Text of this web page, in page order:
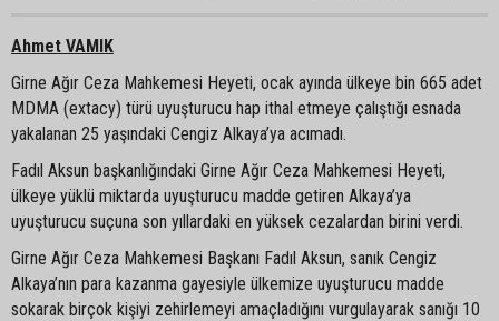
Ahmet VAMIK
Girne Ağır Ceza Mahkemesi Heyeti, ocak ayında ülkeye bin 665 adet
MDMA (extacy) türü uyuşturucu hap ithal etmeye çalıştığı esnada
yakalanan 25 yaşındaki Cengiz Alkaya’ya acımadı.
Fadıl Aksun başkanlığındaki Girne Ağır Ceza Mahkemesi Heyeti,
ülkeye yüklü miktarda uyuşturucu madde getiren Alkaya’ya
uyuşturucu suçuna son yıllardaki en yüksek cezalardan birini verdi.
Girne Ağır Ceza Mahkemesi Başkanı Fadıl Aksun, sanık Cengiz
Alkaya’nın para kazanma gayesiyle ülkemize uyuşturucu madde
sokarak birçok kişiyi zehirlemeyi amaçladığını vurgulayarak sanığı 10